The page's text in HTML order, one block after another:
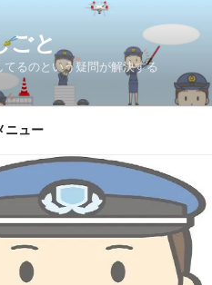
ごと
てるのという疑問が解決する
ニュー